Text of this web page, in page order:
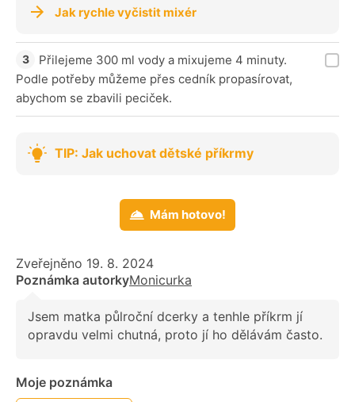
Jak rychle vyčistit mixér
Přilejeme 300 ml vody a mixujeme 4 minuty.
Podle potřeby můžeme přes cedník propasírovat,
abychom se zbavili peciček.
TIP: Jak uchovat dětské příkrmy
Mám hotovo!
Zveřejněno 19. 8. 2024
Poznámka autorkyMonicurka
Jsem matka půlroční dcerky a tenhle příkrm jí
opravdu velmi chutná, proto jí ho dělávám často.
Moje poznámka